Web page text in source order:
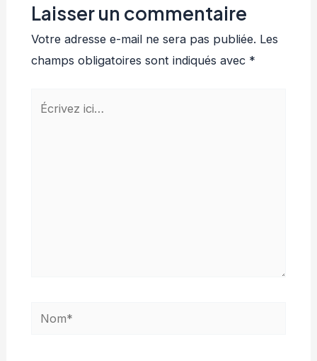
Laisser un commentaire
Votre adresse e-mail ne sera pas publiée. Les
champs obligatoires sont indiqués avec *
Écrivez
Nom*